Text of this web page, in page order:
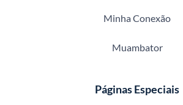
Minha Conexão
Muambator
Páginas Especiais